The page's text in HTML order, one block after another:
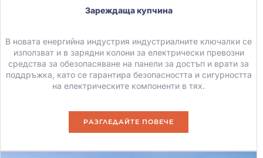
Зареждаща купчина
В новата енергийна индустрия индустриалните ключалки се
използват и в зарядни колони за електрически превозни
средства за обезопасяване на панели за достъп и врати за
поддръжка, като се гарантира безопасността и сигурността
на електрическите компоненти в тях.
РАЗГЛЕДАЙТЕ ПОВЕЧЕ